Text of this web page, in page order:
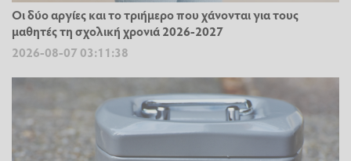
Οι δύο αργίες και το τριήμερο που χάνονται για τους
μαθητές τη σχολική χρονιά 2026-2027
2026-08-07 03:11:38